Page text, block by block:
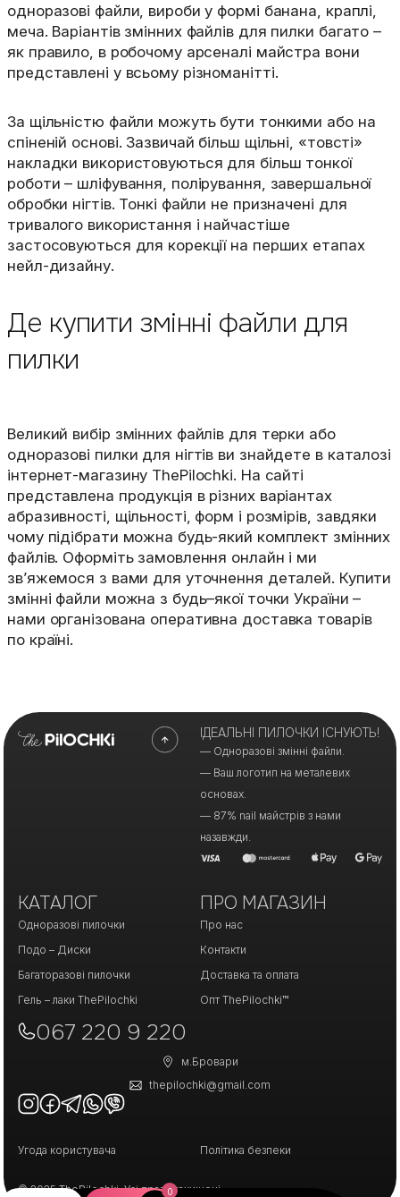
0
одноразові файли, вироби у формі банана, краплі,
меча. Варіантів змінних файлів для пилки багато –
як правило, в робочому арсеналі майстра вони
представлені у всьому різноманітті.
За щільністю файли можуть бути тонкими або на
спіненій основі. Зазвичай більш щільні, «товсті»
накладки використовуються для більш тонкої
роботи – шліфування, полірування, завершальної
обробки нігтів. Тонкі файли не призначені для
тривалого використання і найчастіше
застосовуються для корекції на перших етапах
нейл-дизайну.
Де купити змінні файли для
пилки
Великий вибір змінних файлів для терки або
одноразові пилки для нігтів ви знайдете в каталозі
інтернет-магазину ThePilochki. На сайті
представлена продукція в різних варіантах
абразивності, щільності, форм і розмірів, завдяки
чому підібрати можна будь-який комплект змінних
файлів. Оформіть замовлення онлайн і ми
зв’яжемося з вами для уточнення деталей. Купити
змінні файли можна з будь–якої точки України –
нами організована оперативна доставка товарів
по країні.
ІДЕАЛЬНІ ПИЛОЧКИ ІСНУЮТЬ!
— Одноразові змінні файли.
— Ваш логотип на металевих
основах.
— 87% nail майстрів з нами
назавжди.
КАТАЛОГ
Одноразові пилочки
Подо – Диски
Багаторазові пилочки
Гель – лаки ThePilochki
ПРО МАГАЗИН
Про нас
Контакти
Доставка та оплата
Опт ThePilochki™
067 220 9 220
м.Бровари
thepilochki@gmail.com
Угода користувача Політика безпеки
© 2025 ThePilochki. Усі права захищені.